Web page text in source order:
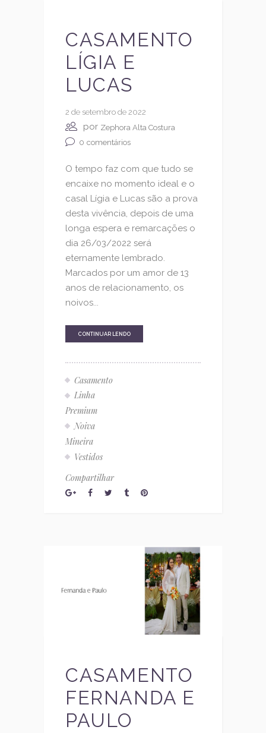
CASAMENTO
LÍGIA E
LUCAS
2 de setembro de 2022
por Zephora Alta Costura
0 comentários
O tempo faz com que tudo se
encaixe no momento ideal e o
casal Lígia e Lucas são a prova
desta vivência, depois de uma
longa espera e remarcações o
dia 26/03/2022 será
eternamente lembrado.
Marcados por um amor de 13
anos de relacionamento, os
noivos...
CONTINUAR LENDO
Casamento
Linha
Premium
Noiva
Mineira
Vestidos
Compartilhar
CASAMENTO
FERNANDA E
PAULO